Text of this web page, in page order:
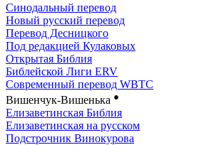
Синодальный перевод
Новый русский перевод
Перевод Десницкого
Под редакцией Кулаковых
Открытая Библия
Библейской Лиги ERV
Cовременный перевод WBTC
Вишенчук-Вишенька ●
Елизаветинская Библия
Елизаветинская на русском
Подстрочник Винокурова